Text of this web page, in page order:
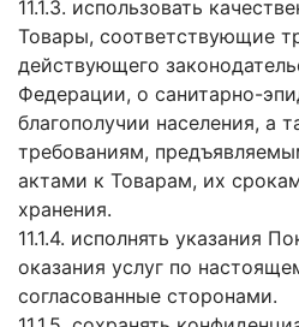
11.1.3. использовать
Товары, соответствующие
действующего
Федерации, о санитарно-
благополучии населения, а
требованиям,
актами к Товарам, их
хранения.
11.1.4. исполнять указания
оказания услуг по
согласованные сторонами.